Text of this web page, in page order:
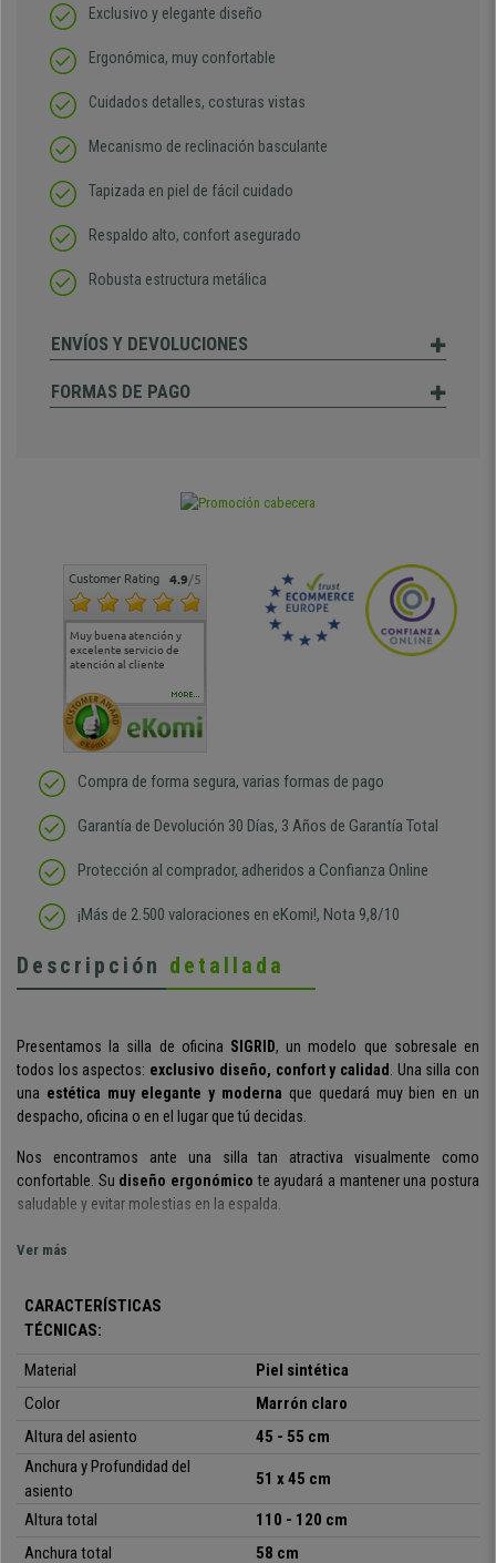
Exclusivo y elegante diseño
Ergonómica, muy confortable
Cuidados detalles, costuras vistas
Mecanismo de reclinación basculante
Tapizada en piel de fácil cuidado
Respaldo alto, confort asegurado
Robusta estructura metálica
ENVÍOS Y DEVOLUCIONES
FORMAS DE PAGO
Customer Rating 4.9/5
Muy buena atención y
excelente servicio de
atención al cliente
Muy buena atención de
cara al asesoramiento
Si estoy contento
MORE...
Compra de forma segura, varias formas de pago
Garantía de Devolución 30 Días, 3 Años de Garantía Total
Protección al comprador, adheridos a Confianza Online
¡Más de 2.500 valoraciones en eKomi!, Nota 9,8/10
Descripción detallada
Presentamos la silla de oficina SIGRID, un modelo que sobresale en
todos los aspectos: exclusivo diseño, confort y calidad
Una silla con
una estética muy elegante y moderna que quedará muy bien en un
despacho, oficina o en el lugar que tú decidas.
Nos encontramos ante una silla tan atractiva visualmente como
confortable. Su diseño ergonómico te ayudará a mantener una postura
saludable y evitar molestias en la espalda.
Otro aspecto a destacar en cuanto a confort es su
retoma su estado rígido normal.
que pasar en la silla largos periodos de tiempo.
Susformas ergonómicas
, el confort que ofrece y todos sus ajustes
hacen que sea
apta para utilizarla durante largos periodos de tiempo.
Importante tener en cuenta que para su fabricación se han empleado
materiales de primera calidad
resistente
tapizada en piel sintética con costuras vistas
trata de unmaterial de fácil cuidado y limpieza
Ver más
CARACTERÍSTICAS
TÉCNICAS:
Material
Piel sintética
Color
Marrón claro
Altura del asiento
45 - 55 cm
Anchura y Profundidad del
asiento
51 x 45 cm
Altura total
110 - 120 cm
Anchura total
58 cm